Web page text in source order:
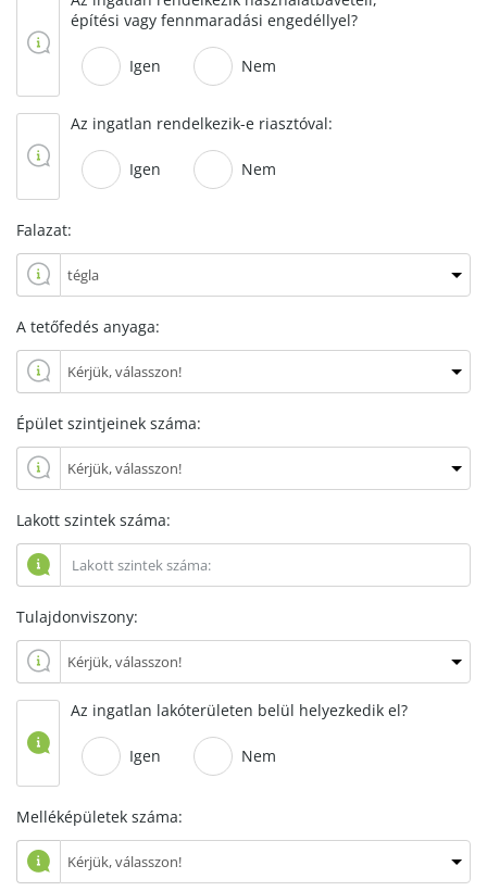
építési vagy fennmaradási engedéllyel?
Igen Nem
Az ingatlan rendelkezik-e riasztóval:
Igen Nem
Falazat:
A tetőfedés anyaga:
Épület szintjeinek száma:
Lakott szintek száma:
Tulajdonviszony:
Az ingatlan lakóterületen belül helyezkedik el?
Igen Nem
Melléképületek száma: